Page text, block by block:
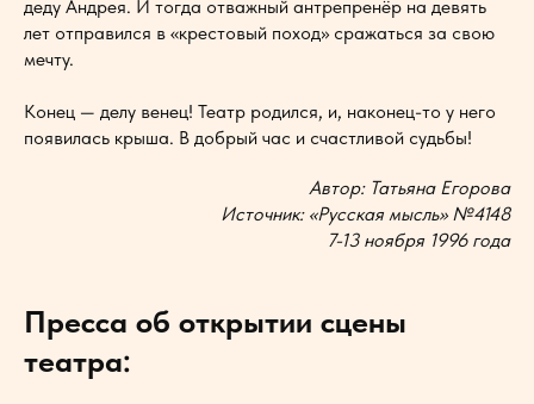
деду Андрея. И тогда отважный антрепренёр на девять
лет отправился в «крестовый поход» сражаться за свою
мечту.
Конец — делу венец! Театр родился, и, наконец-то у него
появилась крыша. В добрый час и счастливой судьбы!
Автор: Татьяна Егорова
Источник: «Русская мысль» №4148
7-13 ноября 1996 года
Пресса об открытии сцены
театра: